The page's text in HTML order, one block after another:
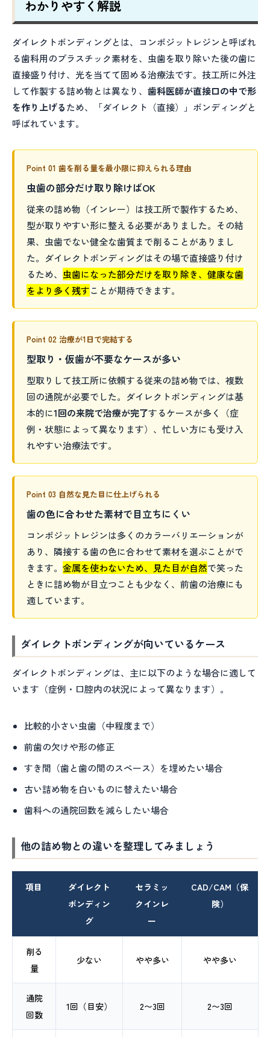
わかりやすく解説
ダイレクトボンディングとは、コンポジットレジンと呼ばれ
る歯科用のプラスチック素材を、虫歯を取り除いた後の歯に
直接盛り付け、光を当てて固める治療法です。技工所に外注
して作製する詰め物とは異なり、 歯科医師が直接口の中で形
を作り上げるため、「ダイレクト（直接）」ボンディングと
呼ばれています。
Point 01 歯を削る量を最小限に抑えられる理由
虫歯の部分だけ取り除けばOK
従来の詰め物（インレー）は技工所で製作するため、
型が取りやすい形に整える必要がありました。その結
果、虫歯でない健全な歯質まで削ることがありまし
た。ダイレクトボンディングはその場で直接盛り付け
るため、 虫歯になった部分だけを取り除き、健康な歯
をより多く残すことが期待できます。
Point 02 治療が1日で完結する
型取り・仮歯が不要なケースが多い
型取りして技工所に依頼する従来の詰め物では、複数
回の通院が必要でした。ダイレクトボンディングは基
本的に1回の来院で治療が完了するケースが多く（症
例・状態によって異なります）、忙しい方にも受け入
れやすい治療法です。
Point 03 自然な見た目に仕上げられる
歯の色に合わせた素材で目立ちにくい
コンポジットレジンは多くのカラーバリエーションが
あり、隣接する歯の色に合わせて素材を選ぶことがで
きます。 金属を使わないため、見た目が自然で笑った
ときに詰め物が目立つことも少なく、前歯の治療にも
適しています。
ダイレクトボンディングが向いているケース
ダイレクトボンディングは、主に以下のような場合に適して
います（症例・口腔内の状況によって異なります）。
比較的小さい虫歯（中程度まで）
前歯の欠けや形の修正
すき間（歯と歯の間のスペース）を埋めたい場合
古い詰め物を白いものに替えたい場合
歯科への通院回数を減らしたい場合
他の詰め物との違いを整理してみましょう
項目
ダイレクト
ボンディン
グ
セラミッ
クインレ
ー
CAD/CAM（保
険）
削る
量
少ない やや多い やや多い
通院
回数
1回（目安） 2〜3回 2〜3回